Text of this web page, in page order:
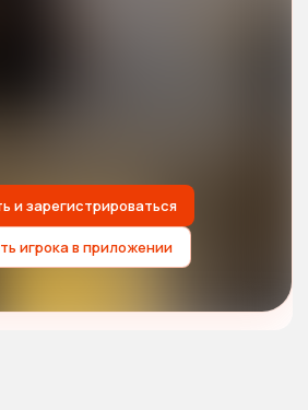
и зарегистрироваться
игрока в приложении